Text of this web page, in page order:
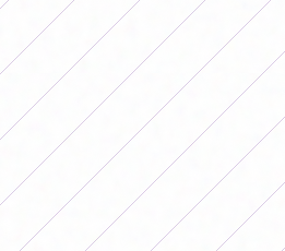
18 de mayo de 2026
7 del Torneo
2026 y hubo
los gustos.
de ellos.